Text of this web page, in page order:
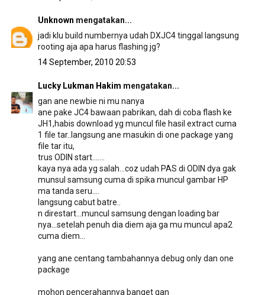
Unknown mengatakan...
jadi klu build numbernya udah DXJC4 tinggal langsung
rooting aja apa harus flashing jg?
14 September, 2010 20:53
Lucky Lukman Hakim mengatakan...
gan ane newbie ni mu nanya
ane pake JC4 bawaan pabrikan, dah di coba flash ke
JH1,habis download yg muncul file hasil extract cuma
1 file tar..langsung ane masukin di one package yang
file tar itu,
trus ODIN start.......
kaya nya ada yg salah...coz udah PAS di ODIN dya gak
munsul samsung cuma di spika muncul gambar HP
ma tanda seru....
langsung cabut batre..
n direstart...muncul samsung dengan loading bar
nya...setelah penuh dia diem aja ga mu muncul apa2
cuma diem...
yang ane centang tambahannya debug only dan one
package
mohon pencerahannya banget gan